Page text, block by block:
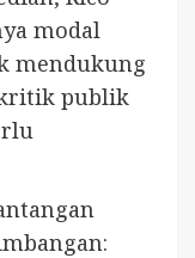
modal
mendukung
publik